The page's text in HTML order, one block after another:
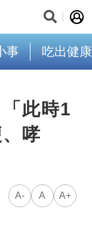
事 吃出健康
此時1
哮
A- A A+